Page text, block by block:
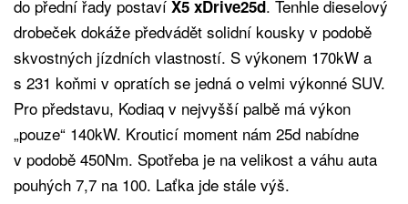
do přední řady postaví X5 xDrive25d. Tenhle dieselový
drobeček dokáže předvádět solidní kousky v podobě
skvostných jízdních vlastností. S výkonem 170kW a
s 231 koňmi v opratích se jedná o velmi výkonné SUV.
Pro představu, Kodiaq v nejvyšší palbě má výkon
„pouze“ 140kW. Krouticí moment nám 25d nabídne
v podobě 450Nm. Spotřeba je na velikost a váhu auta
pouhých 7,7 na 100. Laťka jde stále výš.